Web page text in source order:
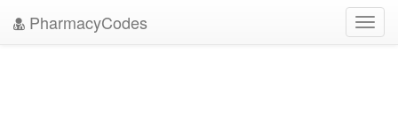
PharmacyCodes